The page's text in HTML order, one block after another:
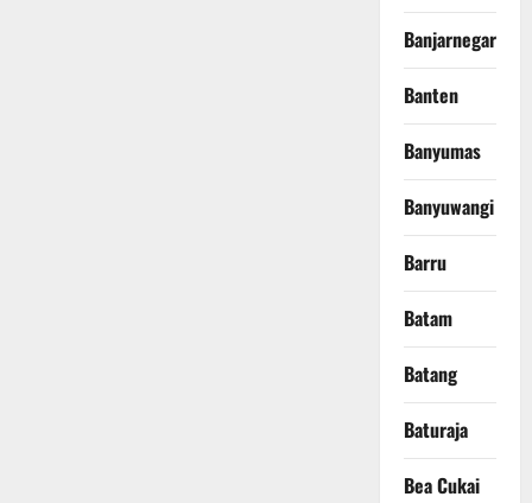
Banjarnegara
Banten
Banyumas
Banyuwangi
Barru
Batam
Batang
Baturaja
Bea Cukai